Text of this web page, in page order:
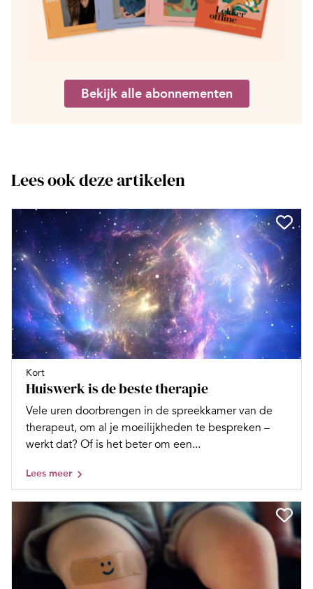
Bekijk alle abonnementen
Lees ook deze artikelen
Kort
Huiswerk is de beste therapie
Vele uren doorbrengen in de spreekkamer van de
therapeut, om al je moeilijkheden te bespreken –
werkt dat? Of is het beter om een...
Lees meer